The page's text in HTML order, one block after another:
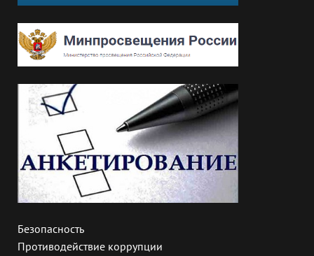
Безопасность
Противодействие коррупции